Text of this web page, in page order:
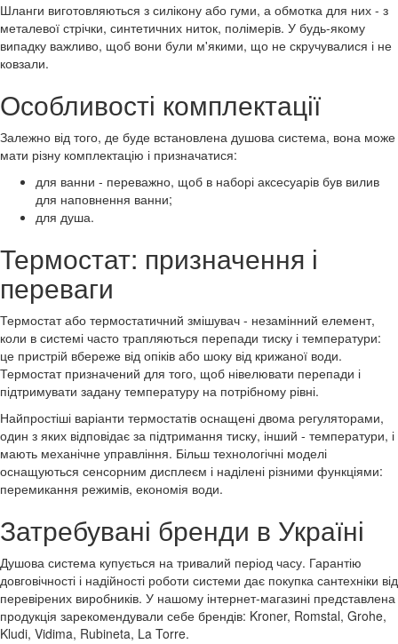
Шланги виготовляються з силікону або гуми, а обмотка для них - з
металевої стрічки, синтетичних ниток, полімерів. У будь-якому
випадку важливо, щоб вони були м'якими, що не скручувалися і не
ковзали.
Особливості комплектації
Залежно від того, де буде встановлена душова система, вона може
мати різну комплектацію і призначатися:
для ванни - переважно, щоб в наборі аксесуарів був вилив
для наповнення ванни;
для душа.
Термостат: призначення і
переваги
Термостат або термостатичний змішувач - незамінний елемент,
коли в системі часто трапляються перепади тиску і температури:
це пристрій вбереже від опіків або шоку від крижаної води.
Термостат призначений для того, щоб нівелювати перепади і
підтримувати задану температуру на потрібному рівні.
Найпростіші варіанти термостатів оснащені двома регуляторами,
один з яких відповідає за підтримання тиску, інший - температури, і
мають механічне управління. Більш технологічні моделі
оснащуються сенсорним дисплеєм і наділені різними функціями:
перемикання режимів, економія води.
Затребувані бренди в Україні
Душова система купується на тривалий період часу. Гарантію
довговічності і надійності роботи системи дає покупка сантехніки від
перевірених виробників. У нашому інтернет-магазині представлена
продукція зарекомендували себе брендів: Kroner, Romstal, Grohe,
Kludi, Vidima, Rubineta, La Torre.